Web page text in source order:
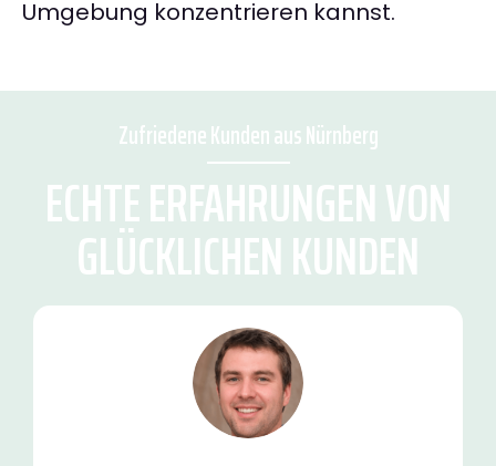
Umgebung konzentrieren kannst.
Zufriedene Kunden aus Nürnberg
ECHTE ERFAHRUNGEN VON
GLÜCKLICHEN KUNDEN